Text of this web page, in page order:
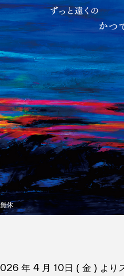
年 4 月 10日 ( 金 ) より